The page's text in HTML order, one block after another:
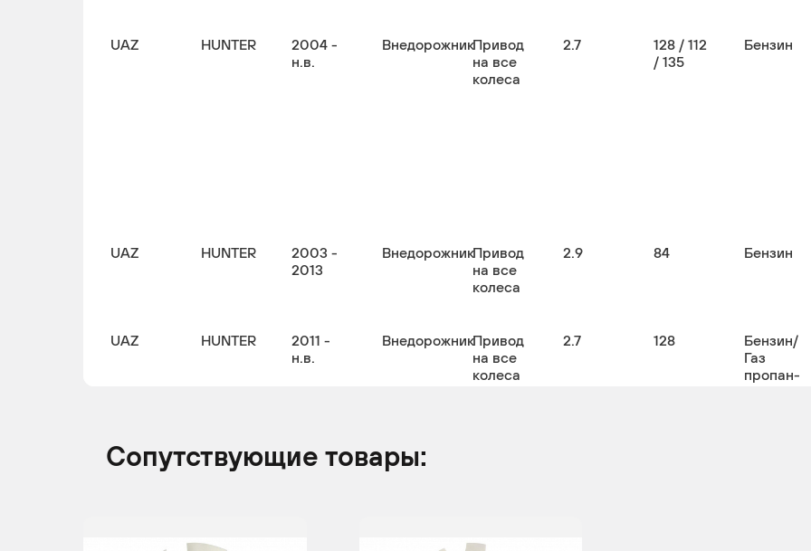
UAZ HUNTER
2004 -
н.в.
ВнедорожникПривод
на все
колеса
2.7
128 / 112
/ 135
Бензин
UAZ HUNTER
2003 -
2013
ВнедорожникПривод
на все
колеса
2.9 84 Бензин
UAZ HUNTER
2011 -
н.в.
ВнедорожникПривод
на все
колеса
2.7 128
Бензин/
Газ
пропан-
UAZ HUNTER
2011 -
Кроссовер
Сопутствующие товары: